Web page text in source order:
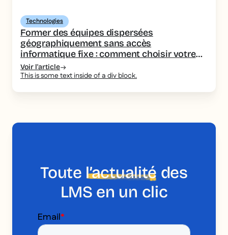
Technologies
Former des équipes dispersées
géographiquement sans accès
informatique fixe : comment choisir votre
outil de formation
Voir l'article
This is some text inside of a div block.
Toute l’actualité des
LMS en un clic